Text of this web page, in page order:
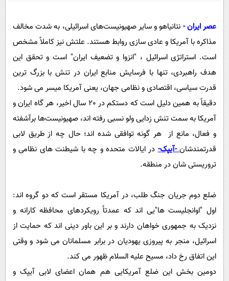
فناوری
گوناگون
حوادث
سلامت
فرهنگی
بین الملل
سیاست خارجی
آشپزی
دانلود
عصر ایران - نتانیاهو و سایر صهیونیست‌های اسرائیلی، به شدت مخالف
مذاکره با آمریکا و عادی سازی روابط هستند. علتش نیز کاملاً مشخص
است. استراتژی اسرائیل ، "انزوا و تضعیف ایران" است و تحقق این
هدف راهبردی، تنها با فرسایش منابع ایران در تنش با بزرگ ترین
قدرت سیاسی، اقتصادی و نظامی جهان، یعنی آمریکا میسر می شود.
دقیقاً به همین دلیل است که دستکم در 20 سال اخیر، هر گاه ایران و
آمریکا به سمت تنش زدایی ولو نسبی رفته اند، صهیونیست‌ها برآشفته
و فعال، مانع از هر گونه توافقی شده اند؛ حال چه از طریق لابی
قدرتمندشان-آیپک-در ایالات متحده و چه با شیطنت های نظامی و
تروریستی شان در منطقه.
ضلع دوم جریان جنگ طلب، در آمریکا مستقر است که دو گروه اند:
اول "اوانجلیست ها"یی اند که عمدتاً رویکردهای محافظه کارانه و
نزدیک به جمهوری خواهان دارند و بر این باور دینی اند که حمایت از
اسرائیل، منجر به پیروزی یهودیان در برابر مسلمانان می شود و وقتی
این اتفاق رخ داد، مسیح علیه السلام ظهور می کند.
دومین بخش این ضلع آمریکایی هم همان اعضای لابی آیپک و